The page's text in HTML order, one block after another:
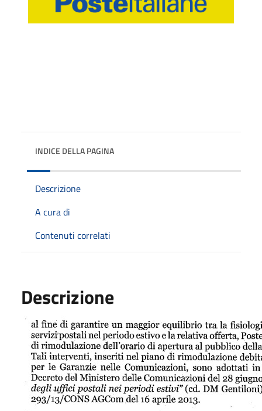
INDICE DELLA PAGINA
Descrizione
A cura di
Contenuti correlati
Descrizione